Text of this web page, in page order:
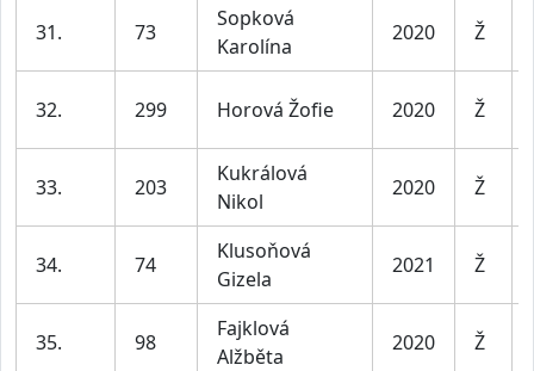
31. 73
Sopková
Karolína
2020 Ž
32. 299 Horová Žofie 2020 Ž
33. 203
Kukrálová
Nikol
2020 Ž
34. 74
Klusoňová
Gizela
2021 Ž
35. 98
Fajklová
Alžběta
2020 Ž